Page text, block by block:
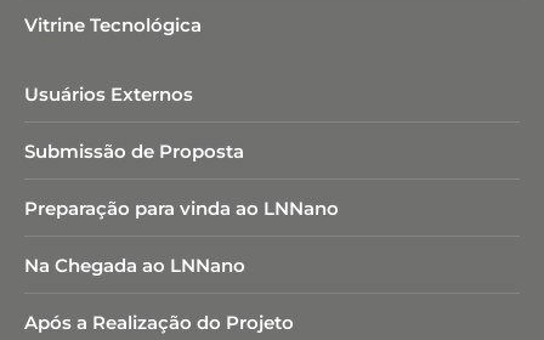
Vitrine Tecnológica
Usuários Externos
Submissão de Proposta
Preparação para vinda ao LNNano
Na Chegada ao LNNano
Após a Realização do Projeto